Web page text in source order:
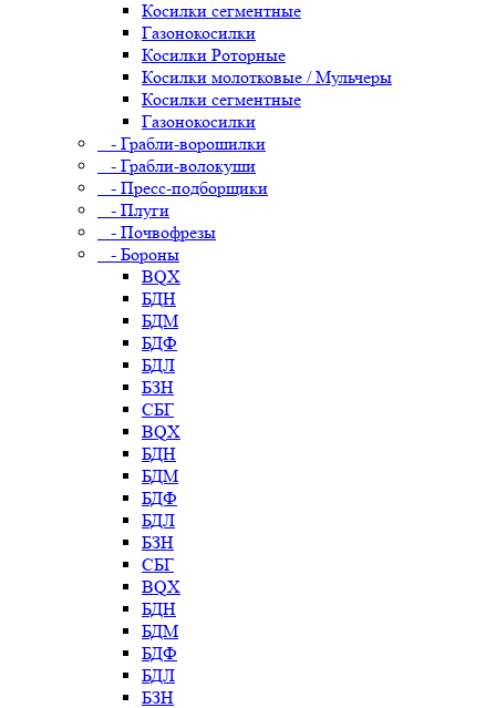
Косилки сегментные
Газонокосилки
Косилки Роторные
Косилки молотковые / Мульчеры
Косилки сегментные
Газонокосилки
- Грабли-ворошилки
- Грабли-волокуши
- Пресс-подборщики
- Плуги
- Почвофрезы
- Бороны
BQX
БДН
БДМ
БДФ
БДЛ
БЗН
СБГ
BQX
БДН
БДМ
БДФ
БДЛ
БЗН
СБГ
BQX
БДН
БДМ
БДФ
БДЛ
БЗН